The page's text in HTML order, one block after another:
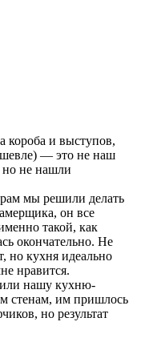
короба и выступов,
— это не наш
не нашли
мы решили делать
он все
такой, как
окончательно. Не
но кухня идеально
нравится.
нашу кухню-
стенам, им пришлось
но результат